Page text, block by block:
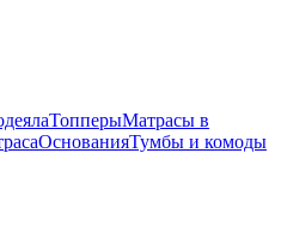
ТопперыМатрасы в
ОснованияТумбы и комоды